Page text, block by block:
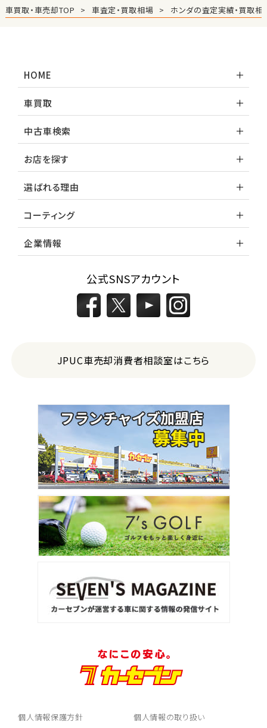
車買取・車売却TOP 車査定・買取相場 ホンダの査定実績・買取相
HOME
車買取
中古車検索
お店を探す
選ばれる理由
コーティング
企業情報
公式SNSアカウント
JPUC車売却消費者相談室はこちら
個人情報保護方針 個人情報の取り扱い